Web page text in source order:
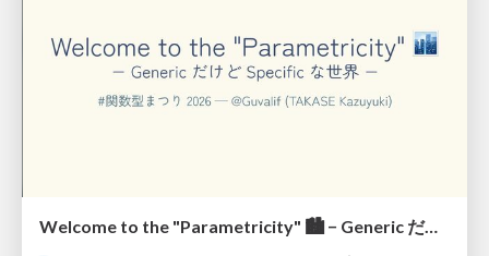
Welcome to the "Parametricity" 🏙️ − Generic だけど Specific な世界 −